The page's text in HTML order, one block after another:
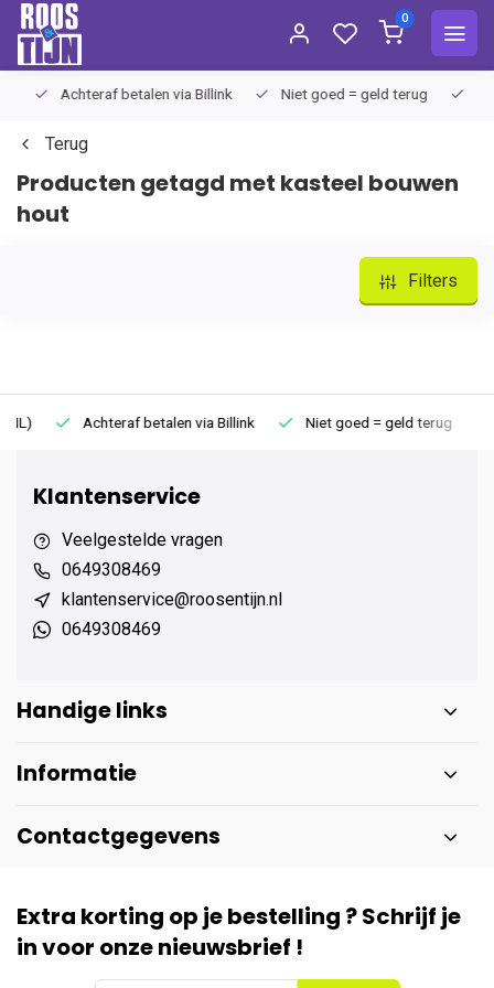
0
Achteraf betalen via Billink Niet goed = geld terug
Terug
Producten getagd met kasteel bouwen
hout
Filters
Achteraf betalen via Billink Niet goed = geld terug
Klantenservice
Veelgestelde vragen
0649308469
klantenservice@roosentijn.nl
0649308469
Handige links
Informatie
Contactgegevens
Extra korting op je bestelling ? Schrijf je
in voor onze nieuwsbrief !